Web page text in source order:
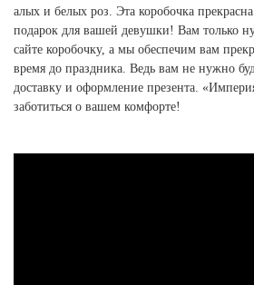
алых и белых роз. Эта коробочка
подарок для вашей девушки! Вам только
сайте коробочку, а мы обеспечим вам
время до праздника. Ведь вам не нужно
доставку и оформление презента.
заботиться о вашем комфорте!